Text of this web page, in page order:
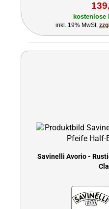
kostenlose
inkl. 19% MwSt.
Savinelli Avorio -